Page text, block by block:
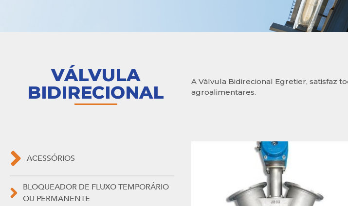
VÁLVULA
BIDIRECIONAL
A Válvula Bidirecional Egretier, satisfaz
agroalimentares.
ACESSÓRIOS
BLOQUEADOR DE FLUXO TEMPORÁRIO
OU PERMANENTE